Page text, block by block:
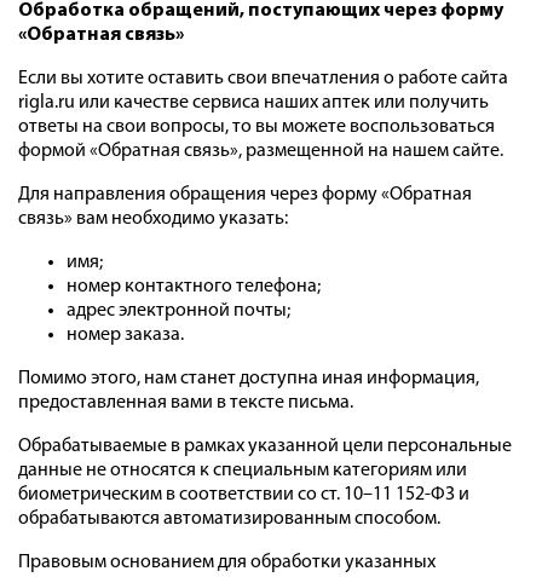
Обработка обращений, поступающих через форму
«Обратная связь»
Если вы хотите оставить свои впечатления о работе сайта
rigla.ru или качестве сервиса наших аптек или получить
ответы на свои вопросы, то вы можете воспользоваться
формой «Обратная связь», размещенной на нашем сайте.
Для направления обращения через форму «Обратная
связь» вам необходимо указать:
имя;
номер контактного телефона;
адрес электронной почты;
номер заказа.
Помимо этого, нам станет доступна иная информация,
предоставленная вами в тексте письма.
Обрабатываемые в рамках указанной цели персональные
данные не относятся к специальным категориям или
биометрическим в соответствии со ст. 10–11 152-ФЗ и
обрабатываются автоматизированным способом.
Правовым основанием для обработки указанных